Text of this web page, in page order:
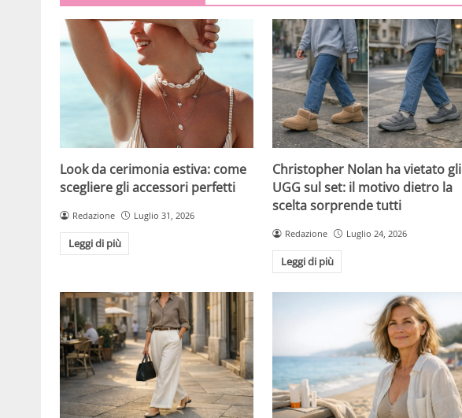
Look da cerimonia estiva: come
scegliere gli accessori perfetti
Redazione Luglio 31, 2026
Leggi di più
Christopher Nolan ha vietato gli
UGG sul set: il motivo dietro la
scelta sorprende tutti
Redazione Luglio 24, 2026
Leggi di più